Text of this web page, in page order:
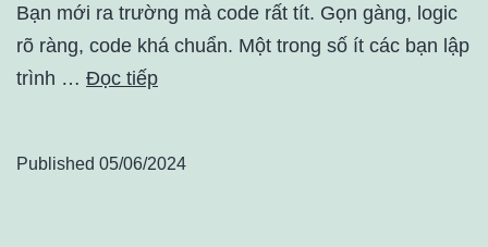
Bạn mới ra trường mà code rất tít. Gọn gàng, logic
rõ ràng, code khá chuẩn. Một trong số ít các bạn lập
trình … Đọc tiếp
Published 05/06/2024